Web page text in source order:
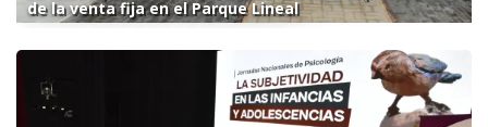
de la venta fija en el Parque Lineal